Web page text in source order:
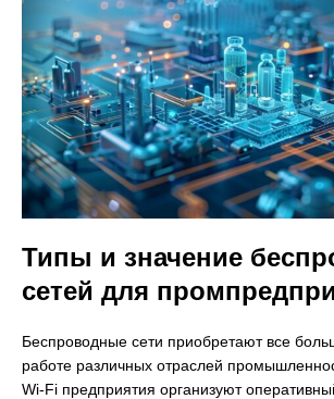
Типы и значение
сетей для
Беспроводные сети приобретают все
работе различных отраслей
Wi-Fi предприятия организуют